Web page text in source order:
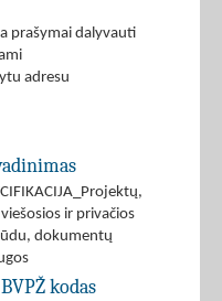
prašymai dalyvauti
adresu
ir privačios
dokumentų
kodas